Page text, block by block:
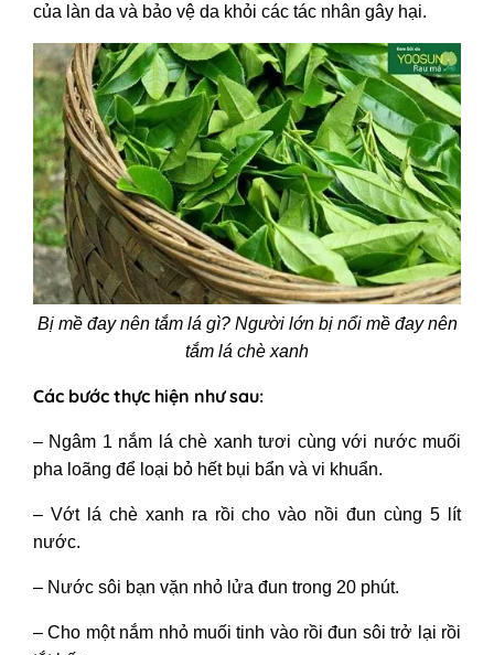
của làn da và bảo vệ da khỏi các tác nhân gây hại.
Bị mề đay nên tắm lá gì? Người lớn bị nổi mề đay nên
tắm lá chè xanh
Các bước thực hiện như sau:
– Ngâm 1 nắm lá chè xanh tươi cùng với nước muối
pha loãng để loại bỏ hết bụi bẩn và vi khuẩn.
– Vớt lá chè xanh ra rồi cho vào nồi đun cùng 5 lít
nước.
– Nước sôi bạn vặn nhỏ lửa đun trong 20 phút.
– Cho một nắm nhỏ muối tinh vào rồi đun sôi trở lại rồi